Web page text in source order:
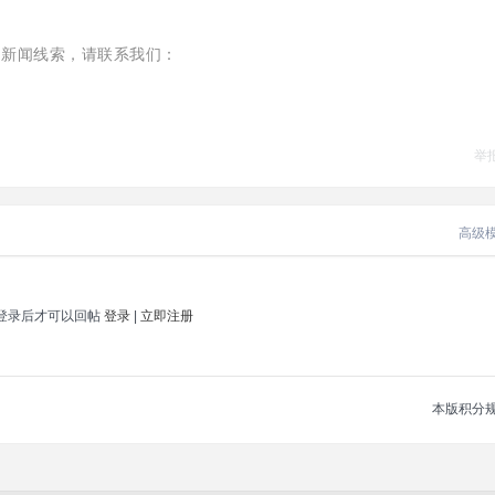
闻线索，请联系我们：
举
高级
录后才可以回帖 登录| 立即注册
本版积分